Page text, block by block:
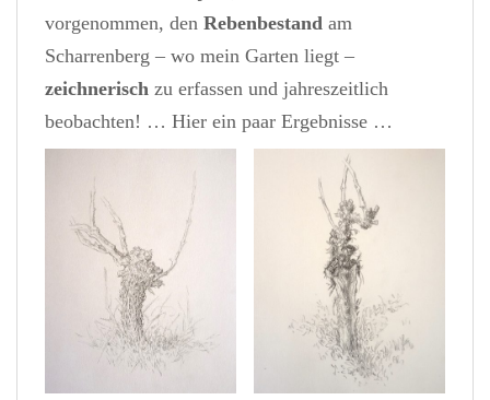
vorgenommen, den Rebenbestand am
Scharrenberg – wo mein Garten liegt –
zeichnerisch zu erfassen und jahreszeitlich
beobachten! … Hier ein paar Ergebnisse …